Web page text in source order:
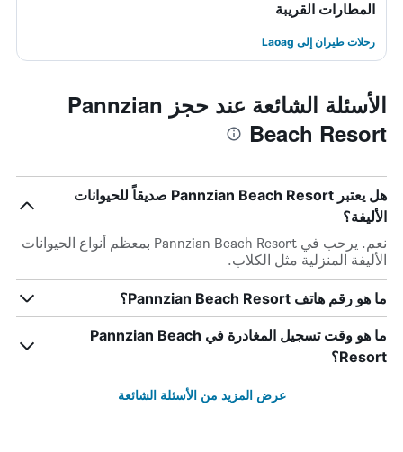
المطارات القريبة
رحلات طيران إلى Laoag
الأسئلة الشائعة عند حجز Pannzian
Beach Resort
هل يعتبر Pannzian Beach Resort صديقاً للحيوانات
الأليفة؟
نعم. يرحب في Pannzian Beach Resort بمعظم أنواع الحيوانات
الأليفة المنزلية مثل الكلاب.
ما هو رقم هاتف Pannzian Beach Resort؟
ما هو وقت تسجيل المغادرة في Pannzian Beach
Resort؟
عرض المزيد من الأسئلة الشائعة